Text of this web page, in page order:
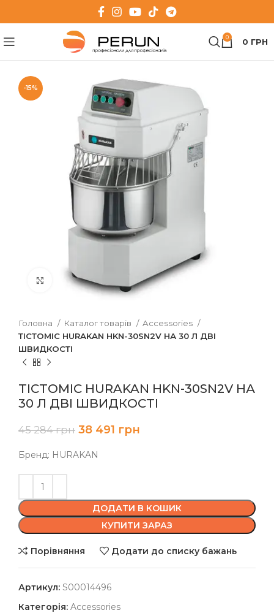
0 0 ГРН
-15%
Клацніть, щоб збільшити
Головна Каталог товарів
Accessories
ТІСТОМІС HURAKAN HKN-30SN2V НА 30 Л ДВІ
ШВИДКОСТІ
ТІСТОМІС HURAKAN HKN-30SN2V НА
30 Л ДВІ ШВИДКОСТІ
45 284грн 38 491 грн
Бренд: HURAKAN
ДОДАТИ В КОШИК
КУПИТИ ЗАРАЗ
Порівняння Додати до списку бажань
Артикул: S00014496
Категорія: Accessories